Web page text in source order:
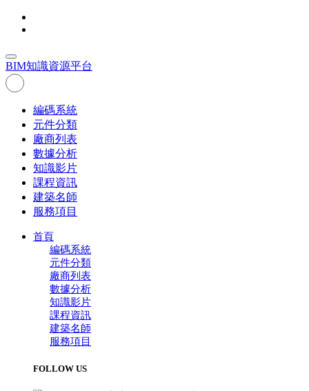
BIM知識資源平台
編碼系統
元件分類
廠商列表
數據分析
知識影片
課程資訊
建築名師
服務項目
首頁
編碼系統
元件分類
廠商列表
數據分析
知識影片
課程資訊
建築名師
服務項目
FOLLOW US